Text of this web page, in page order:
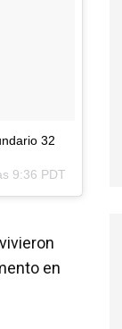
32
9:36 PDT
en